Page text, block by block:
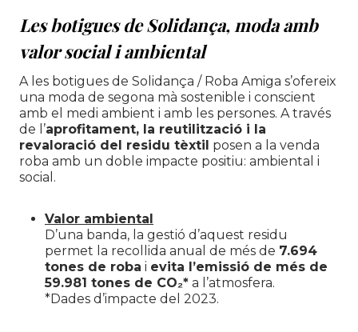
Les botigues de Solidança, moda amb
valor social i ambiental
A les botigues de Solidança / Roba Amiga s’ofereix
una moda de segona mà sostenible i conscient
amb el medi ambient i amb les persones. A través
de l’aprofitament, la reutilització i la
revaloració del residu tèxtil posen a la venda
roba amb un doble impacte positiu: ambiental i
social.
Valor ambiental
D’una banda, la gestió d’aquest residu
permet la recollida anual de més de 7.694
tones de roba i evita l’emissió de més de
59.981 tones de CO₂* a l’atmosfera.
*Dades d’impacte del 2023.